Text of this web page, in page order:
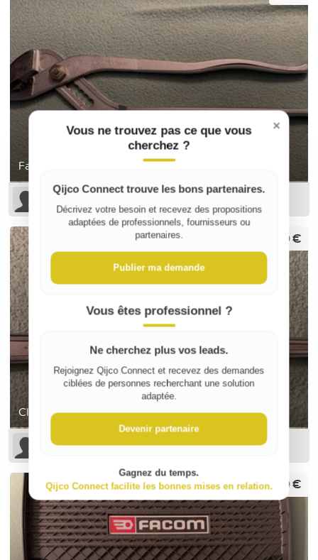
Facom pince multiprise 182 a.cp (mamouth)
Guillaume D
Cliquet facom B154
50 €
Guillaume D
220 €
×
Vous ne trouvez pas ce que vous
cherchez ?
Qijco Connect trouve les bons partenaires.
Décrivez votre besoin et recevez des propositions
adaptées de professionnels, fournisseurs ou
partenaires.
Publier ma demande
Vous êtes professionnel ?
Ne cherchez plus vos leads.
Rejoignez Qijco Connect et recevez des demandes
ciblées de personnes recherchant une solution
adaptée.
Devenir partenaire
Gagnez du temps.
Qijco Connect facilite les bonnes mises en relation.